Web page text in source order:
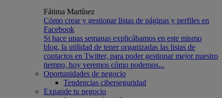
Fátima Martínez
Cómo crear y gestionar listas de páginas y perfiles en
Facebook
Si hace unas semanas explicábamos en este mismo
blog, la utilidad de tener organizadas las listas de
contactos en Twitter, para poder gestionar mejor nuestro
tiempo, hoy veremos cómo podemos...
Oportunidades de negocio
Tendencias ciberseguridad
Expande tu negocio